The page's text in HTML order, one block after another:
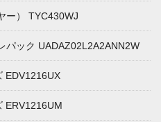
ー） TYC430WJ
パック UADAZ02L2A2ANN2W
EDV1216UX
ERV1216UM